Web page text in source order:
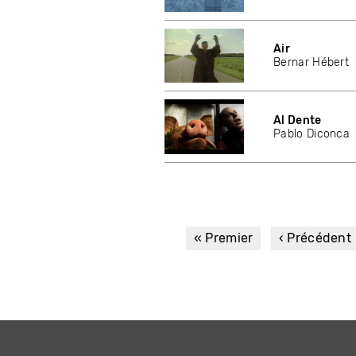
Air
Bernar Hébert
Al Dente
Pablo Diconca
Première
« Premier
Page
‹ Précédent